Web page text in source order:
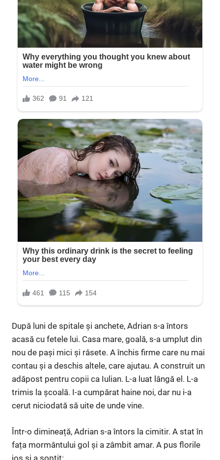
După luni de spitale și anchete, Adrian s-a întors
acasă cu fetele lui. Casa mare, goală, s-a umplut din
nou de pași mici și râsete. A închis firme care nu mai
contau și a deschis altele, care ajutau. A construit un
adăpost pentru copii ca Iulian. L-a luat lângă el. L-a
trimis la școală. I-a cumpărat haine noi, dar nu i-a
cerut niciodată să uite de unde vine.
Într-o dimineață, Adrian s-a întors la cimitir. A stat în
fața mormântului gol și a zâmbit amar. A pus florile
jos și a șoptit: